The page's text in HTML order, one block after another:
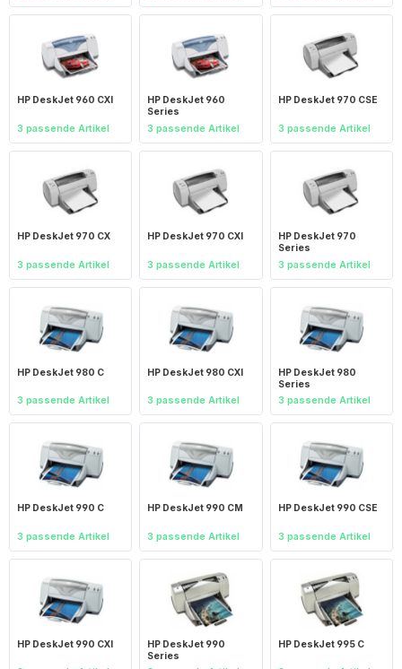
HP DeskJet 960 CXI
3 passende Artikel
HP DeskJet 960
Series
3 passende Artikel
HP DeskJet 970 CSE
3 passende Artikel
HP DeskJet 970 CX
3 passende Artikel
HP DeskJet 970 CXI
3 passende Artikel
HP DeskJet 970
Series
3 passende Artikel
HP DeskJet 980 C
3 passende Artikel
HP DeskJet 980 CXI
3 passende Artikel
HP DeskJet 980
Series
3 passende Artikel
HP DeskJet 990 C
3 passende Artikel
HP DeskJet 990 CM
3 passende Artikel
HP DeskJet 990 CSE
3 passende Artikel
HP DeskJet 990 CXI
HP DeskJet 990
Series
HP DeskJet 995 C